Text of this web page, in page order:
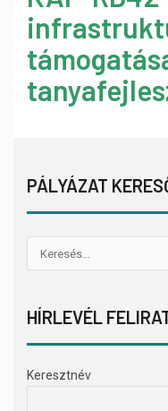
PÁLYÁZAT
HÍRLEVÉL
Keresztnév